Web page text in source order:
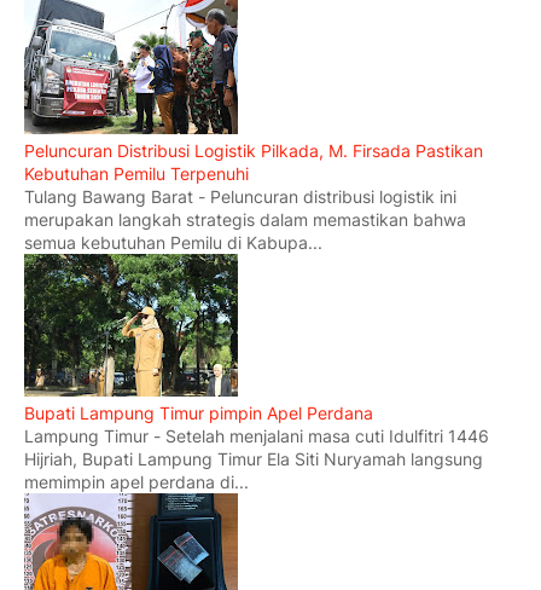
Peluncuran Distribusi Logistik Pilkada, M. Firsada Pastikan
Kebutuhan Pemilu Terpenuhi
Tulang Bawang Barat - Peluncuran distribusi logistik ini
merupakan langkah strategis dalam memastikan bahwa
semua kebutuhan Pemilu di Kabupa...
Bupati Lampung Timur pimpin Apel Perdana
Lampung Timur - Setelah menjalani masa cuti Idulfitri 1446
Hijriah, Bupati Lampung Timur Ela Siti Nuryamah langsung
memimpin apel perdana di...